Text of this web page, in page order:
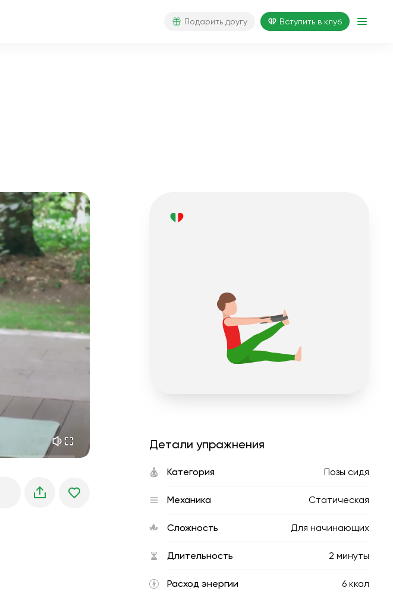
Подарить другу Вступить в клуб
01:44
01:27
01:34
05:00
02:00
02:00
Детали упражнения
Категория Позы сидя
Механика Статическая
Сложность Для начинающих
Длительность 2 минуты
Расход энергии 6 ккал